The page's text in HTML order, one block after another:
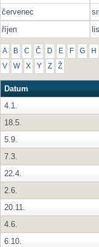
červenec
říjen
A B C Č D E F G H
V W X Y Z Ž
Datum
4.1.
18.5.
5.9.
7.3.
22.4.
2.6.
20.11.
4.6.
6.10.